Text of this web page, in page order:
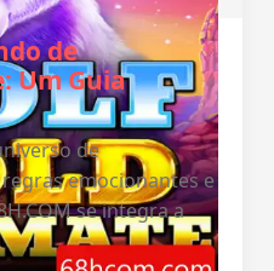
de
Um Guia
de
emocionantes e
se integra a